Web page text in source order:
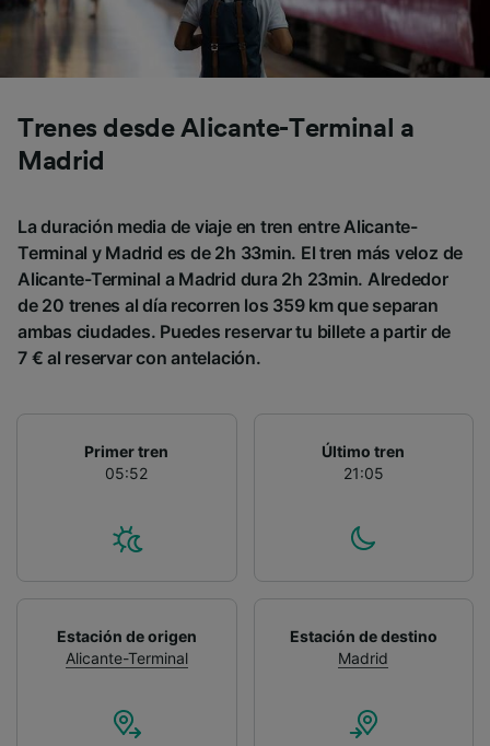
Trenes desde Alicante-Terminal a
Madrid
La duración media de viaje en tren entre Alicante-
Terminal y Madrid es de 2h 33min. El tren más veloz de
Alicante-Terminal a Madrid dura 2h 23min. Alrededor
de 20 trenes al día recorren los 359 km que separan
ambas ciudades. Puedes reservar tu billete a partir de
7 € al reservar con antelación.
Primer tren
05:52
Último tren
21:05
Estación de origen
Alicante-Terminal
Estación de destino
Madrid